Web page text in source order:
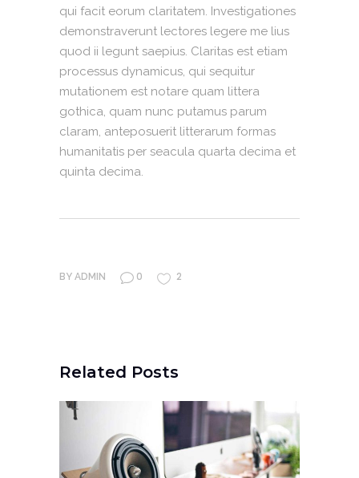
qui facit eorum claritatem. Investigationes
demonstraverunt lectores legere me lius
quod ii legunt saepius. Claritas est etiam
processus dynamicus, qui sequitur
mutationem est notare quam littera
gothica, quam nunc putamus parum
claram, anteposuerit litterarum formas
humanitatis per seacula quarta decima et
quinta decima.
BY ADMIN 0 2
Related Posts